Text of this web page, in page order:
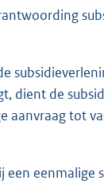
dient de
aanvraag tot
een eenmalige